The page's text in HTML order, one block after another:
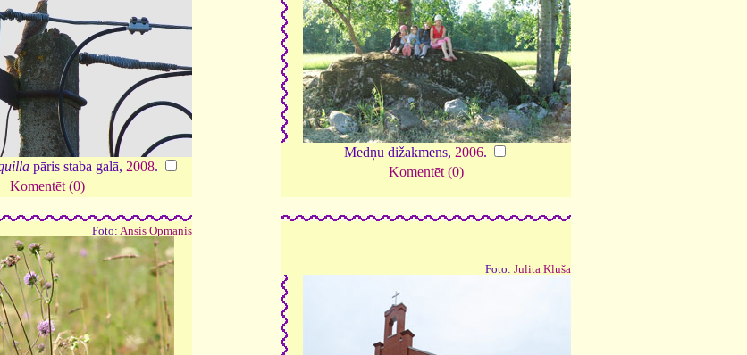
pāris staba galā, 2008.
Komentēt (0)
Medņu dižakmens, 2006.
Komentēt (0)
Foto: Ansis Opmanis
Foto: Julita Kluša